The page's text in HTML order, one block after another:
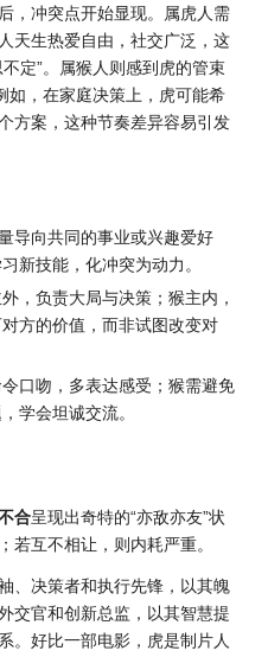
后，冲突点开始显现。属虎人需
天生热爱自由，社交广泛，这
定”。属猴人则感到虎的管束
如，在家庭决策上，虎可能希
方案，这种节奏差异容易引发
量导向共同的事业或兴趣爱好
新技能，化冲突为动力。
外，负责大局与决策；猴主内，
方的价值，而非试图改变对
令口吻，多表达感受；猴需避免
学会坦诚交流。
合呈现出奇特的“亦敌亦友”状
若互不相让，则内耗严重。
、决策者和执行先锋，以其魄
交官和创新总监，以其智慧提
。好比一部电影，虎是制片人